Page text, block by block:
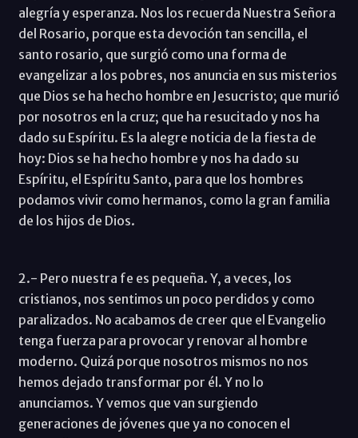
alegría y esperanza. Nos los recuerda Nuestra Señora
del Rosario, porque esta devoción tan sencilla, el
santo rosario, que surgió como una forma de
evangelizar a los pobres, nos anuncia en sus misterios
que Dios se ha hecho hombre en Jesucristo; que murió
por nosotros en la cruz; que ha resucitado y nos ha
dado su Espíritu. Es la alegre noticia de la fiesta de
hoy: Dios se ha hecho hombre y nos ha dado su
Espíritu, el Espíritu Santo, para que los hombres
podamos vivir como hermanos, como la gran familia
de los hijos de Dios.
2.- Pero nuestra fe es pequeña. Y, a veces, los
cristianos, nos sentimos un poco perdidos y como
paralizados. No acabamos de creer que el Evangelio
tenga fuerza para provocar y renovar al hombre
moderno. Quizá porque nosotros mismos no nos
hemos dejado transformar por él. Y no lo
anunciamos. Y vemos que van surgiendo
generaciones de jóvenes que ya no conocen el